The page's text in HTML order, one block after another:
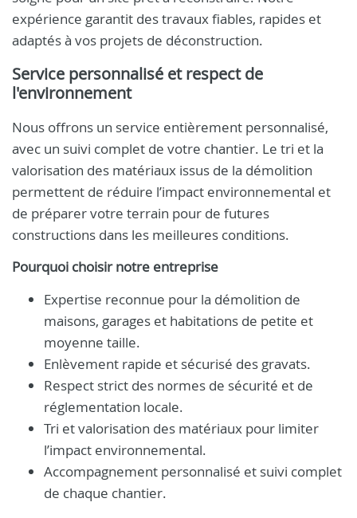
expérience garantit des travaux fiables, rapides et
adaptés à vos projets de déconstruction.
Service personnalisé et respect de
l'environnement
Nous offrons un service entièrement personnalisé,
avec un suivi complet de votre chantier. Le tri et la
valorisation des matériaux issus de la démolition
permettent de réduire l’impact environnemental et
de préparer votre terrain pour de futures
constructions dans les meilleures conditions.
Pourquoi choisir notre entreprise
Expertise reconnue pour la démolition de
maisons, garages et habitations de petite et
moyenne taille.
Enlèvement rapide et sécurisé des gravats.
Respect strict des normes de sécurité et de
réglementation locale.
Tri et valorisation des matériaux pour limiter
l’impact environnemental.
Accompagnement personnalisé et suivi complet
de chaque chantier.